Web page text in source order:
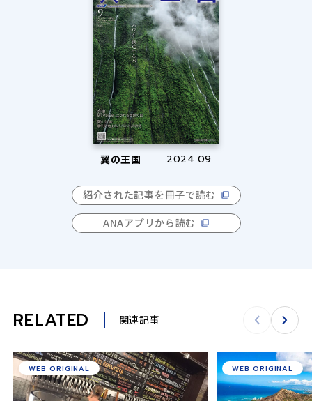
翼の王国 2024.09
紹介された記事を冊子で読む
ANAアプリから読む
RELATED 関連記事
WEB ORIGINAL WEB ORIGINAL